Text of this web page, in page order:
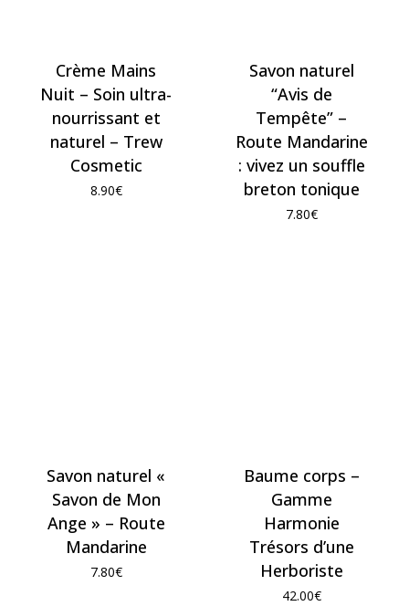
Crème Mains
Nuit – Soin ultra-
nourrissant et
naturel – Trew
Cosmetic
8.90€
Savon naturel
“Avis de
Tempête” –
Route Mandarine
: vivez un souffle
breton tonique
7.80€
Savon naturel «
Savon de Mon
Ange » – Route
Mandarine
7.80€
Baume corps –
Gamme
Harmonie
Trésors d’une
Herboriste
42.00€